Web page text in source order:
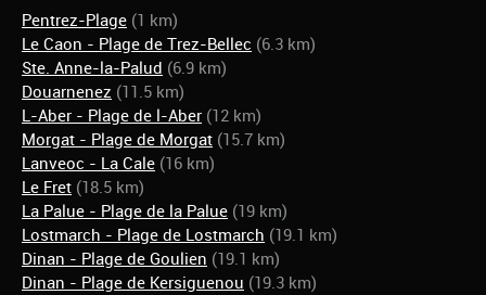
Pentrez-Plage (1 km)
Le Caon - Plage de Trez-Bellec (6.3 km)
Ste. Anne-la-Palud (6.9 km)
Douarnenez (11.5 km)
L-Aber - Plage de l-Aber (12 km)
Morgat - Plage de Morgat (15.7 km)
Lanveoc - La Cale (16 km)
Le Fret (18.5 km)
La Palue - Plage de la Palue (19 km)
Lostmarch - Plage de Lostmarch (19.1 km)
Dinan - Plage de Goulien (19.1 km)
Dinan - Plage de Kersiguenou (19.3 km)